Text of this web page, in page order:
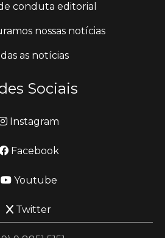
conduta editorial
nossas notícias
as notícias
Sociais
Instagram
Facebook
Youtube
Twitter